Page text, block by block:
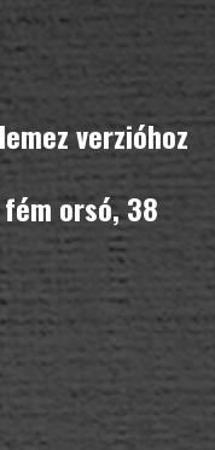
verzióhoz
orsó, 38